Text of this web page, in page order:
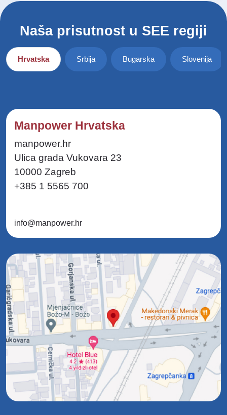
Naša prisutnost u SEE regiji
Hrvatska Srbija Bugarska Slovenija
Manpower Hrvatska
manpower.hr
Ulica grada Vukovara 23
10000 Zagreb
+385 1 5565 700
info@manpower.hr